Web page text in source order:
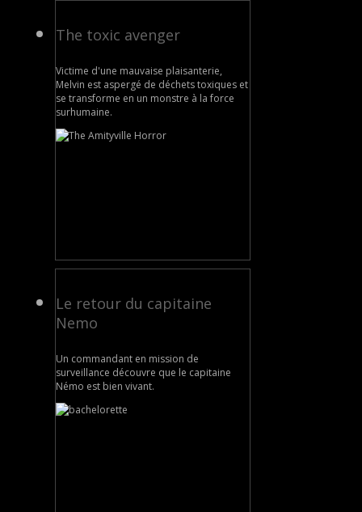
The toxic avenger
Victime d'une mauvaise plaisanterie,
Melvin est aspergé de déchets toxiques et
se transforme en un monstre à la force
surhumaine.
Le retour du capitaine
Nemo
Un commandant en mission de
surveillance découvre que le capitaine
Némo est bien vivant.